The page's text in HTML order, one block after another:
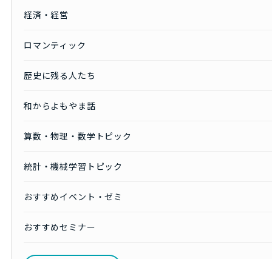
経済・経営
ロマンティック
歴史に残る人たち
和からよもやま話
算数・物理・数学トピック
統計・機械学習トピック
おすすめイベント・ゼミ
おすすめセミナー